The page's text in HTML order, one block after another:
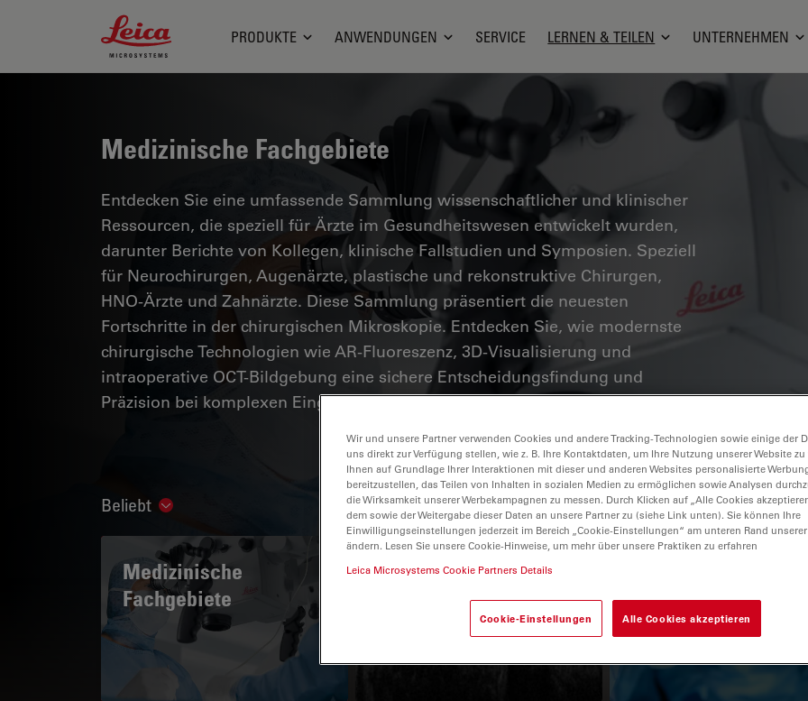
Leica Microsystems Logo
PRODUKTE ANWENDUNGEN SERVICE LERNEN & TEILEN UNTERNEHMEN
Medizinische Fachgebiete
Entdecken Sie eine umfassende Sammlung wissenschaftlicher und klinischer
Ressourcen, die speziell für Ärzte im Gesundheitswesen entwickelt wurden,
darunter Berichte von Kollegen, klinische Fallstudien und Symposien. Speziell
für Neurochirurgen, Augenärzte, plastische und rekonstruktive Chirurgen,
HNO-Ärzte und Zahnärzte. Diese Sammlung präsentiert die neuesten
Fortschritte in der chirurgischen Mikroskopie. Entdecken Sie, wie modernste
chirurgische Technologien wie AR-Fluoreszenz, 3D-Visualisierung und
intraoperative OCT-Bildgebung eine sichere Entscheidungsfindung und
Präzision bei komplexen Eingriffen ermöglichen.
Beliebt Show subnavigation
Medizinische
Fachgebiete
A Guide to OCT
Surgical Microscope
Wir und unsere Partner verwenden Cookies und andere Tracking-Technologien sowie einige der
uns direkt zur Verfügung stellen, wie z. B. Ihre Kontaktdaten, um Ihre Nutzung unserer Website zu
Ihnen auf Grundlage Ihrer Interaktionen mit dieser und anderen Websites personalisierte
bereitzustellen, das Teilen von Inhalten in sozialen Medien zu ermöglichen sowie Analysen
die Wirksamkeit unserer Werbekampagnen zu messen. Durch Klicken auf „Alle Cookies
dem sowie der Weitergabe dieser Daten an unsere Partner zu (siehe Link unten). Sie können Ihre
Einwilligungseinstellungen jederzeit im Bereich „Cookie-Einstellungen“ am unteren Rand
ändern. Lesen Sie unsere Cookie-Hinweise, um mehr über unsere Praktiken zu erfahren
Leica Microsystems Cookie Partners Details
Cookie-Einstellungen Alle Cookies akzeptieren